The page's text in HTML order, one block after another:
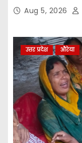
Aug 5, 2026
उत्तर प्रदेश औरेया